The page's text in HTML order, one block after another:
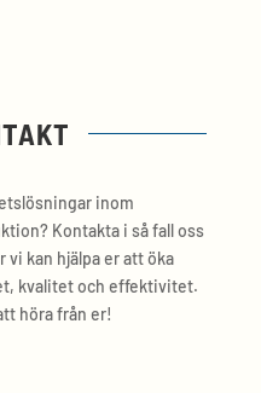
inom
Kontakta i så fall oss
vi kan hjälpa er att öka
kvalitet och effektivitet.
höra från er!